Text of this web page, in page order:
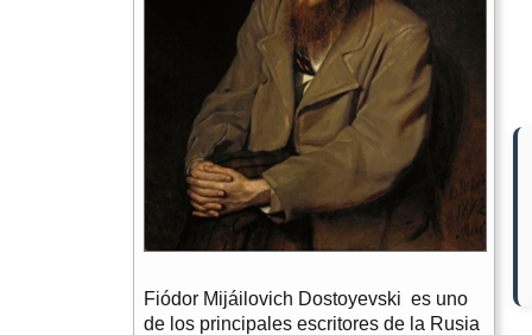
Fiódor Mijáilovich Dostoyevski es uno
de los principales escritores de la Rusia